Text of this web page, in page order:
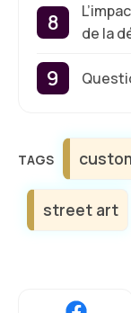
de la
Étiquettes
street art